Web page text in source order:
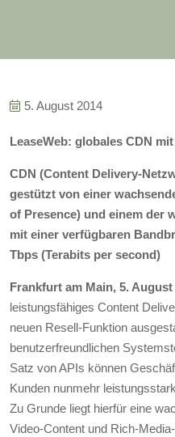
5. August 2014
LeaseWeb: globales CDN
CDN (Content Delivery-
gestützt von einer
of Presence) und einem der
mit einer verfügbaren
Tbps (Terabits per second)
Frankfurt am Main, 5. August
leistungsfähiges Content
neuen Resell-Funktion
benutzerfreundlichen
Satz von APIs können
Kunden nunmehr
Zu Grunde liegt hierfür eine
Video-Content und Rich-